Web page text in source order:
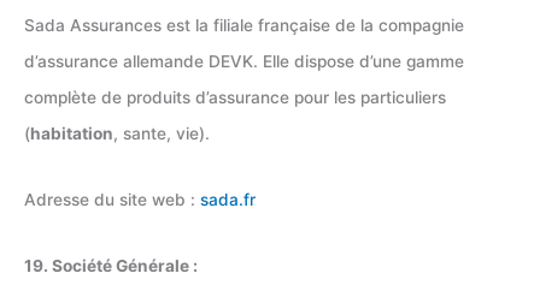
Sada Assurances est la filiale française de la compagnie
d’assurance allemande DEVK. Elle dispose d’une gamme
complète de produits d’assurance pour les particuliers
(habitation, sante, vie).
Adresse du site web : sada.fr
19. Société Générale :